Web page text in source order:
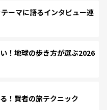
ーマに語るインタビュー連
！地球の歩き方が選ぶ2026
！賢者の旅テクニック